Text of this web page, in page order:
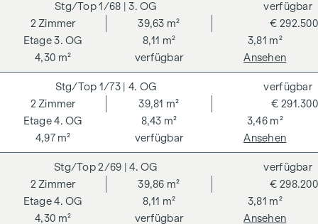
1/68 | 3. OG
3. OG
2Zimmer
39,63 m²
8,11 m²
3,81 m²
4,30 m²
€ 292.500
verfügbar
verfügbar
Ansehen
1/73 | 4. OG
4. OG
2Zimmer
39,81 m²
8,43 m²
3,46 m²
4,97 m²
€ 291.300
verfügbar
verfügbar
Ansehen
2/69 | 4. OG
4. OG
2Zimmer
39,86 m²
8,11 m²
3,81 m²
4,30 m²
€ 298.200
verfügbar
verfügbar
Ansehen